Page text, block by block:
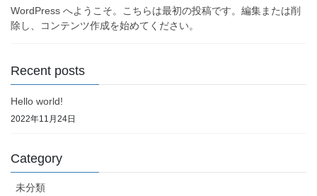
WordPress へようこそ。こちらは最初の投稿です。編集または削
除し、コンテンツ作成を始めてください。
Recent posts
Hello world!
2022年11月24日
Category
未分類